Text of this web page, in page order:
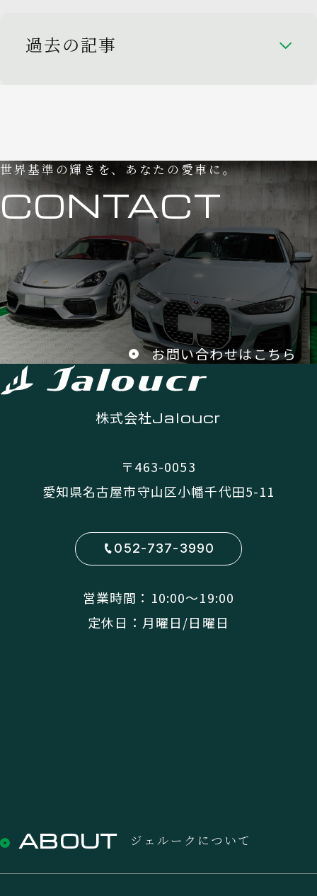
過去の記事
世界基準の輝きを、あなたの愛車に。
CONTACT
お問い合わせはこちら
株式会社Jaloucr
〒463-0053
愛知県名古屋市守山区小幡千代田5-11
052-737-3990
営業時間：10:00〜19:00
定休日：月曜日/日曜日
ABOUT ジェルークについて